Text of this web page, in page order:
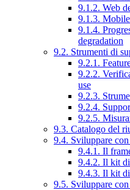
9.1.2. Web
9.1.3.
9.1.4.
degradation
9.2. Strumenti di
9.2.1.
9.2.2.
use
9.2.3.
9.2.4.
9.2.5.
9.3. Catalogo del
9.4. Sviluppare
9.4.1. Il
9.4.2. Il kit
9.4.3. Il kit
9.5. Sviluppare